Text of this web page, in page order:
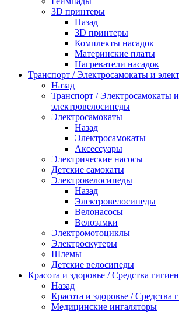
3D принтеры
Назад
3D принтеры
Комплекты насадок
Материнские платы
Нагреватели насадок
Транспорт / Электросамокаты и
Назад
Транспорт / Электросамокаты и
электровелосипеды
Электросамокаты
Назад
Электросамокаты
Аксессуары
Электрические насосы
Детские самокаты
Электровелосипеды
Назад
Электровелосипеды
Велонасосы
Велозамки
Электромотоциклы
Электроскутеры
Шлемы
Детские велосипеды
Красота и здоровье / Средства
Назад
Красота и здоровье / Средства
Медицинские ингаляторы